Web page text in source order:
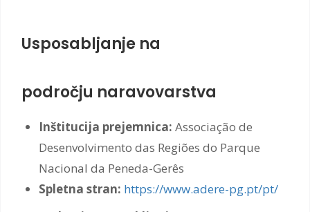
Usposabljanje na
področju naravovarstva
Inštitucija prejemnica: Associação de
Desenvolvimento das Regiões do Parque
Nacional da Peneda-Gerês
Spletna stran: https://www.adere-pg.pt/pt/